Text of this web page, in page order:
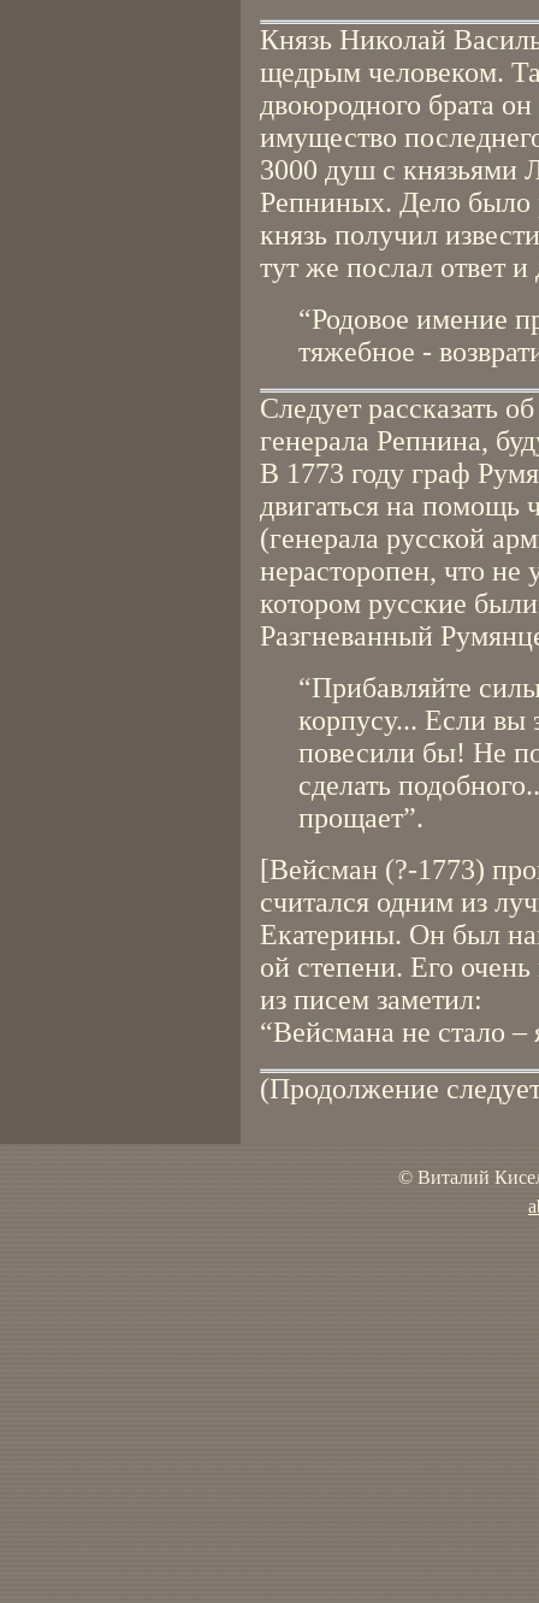
Князь Николай
щедрым человеком.
двоюродного брата
имущество
3000 душ с князьями
Репниных. Дело было
князь получил
тут же послал ответ и
“Родовое имение
тяжебное -
Следует рассказать
генерала Репнина,
В 1773 году граф
двигаться на помощь
(генерала русской
нерасторопен, что не
котором русские
Разгневанный
“Прибавляйте
корпусу... Если вы
повесили бы! Не
сделать
прощает”.
[Вейсман (?-1773)
считался одним из
Екатерины. Он был
ой степени. Его
из писем заметил:
“Вейсмана не стало –
(Продолжение
© Виталий